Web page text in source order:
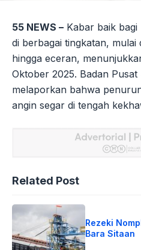
55 NEWS – Kabar baik
di berbagai tingkatan, mulai
hingga eceran,
Oktober 2025. Badan Pusat
melaporkan bahwa
angin segar di tengah
Related Post
Rezeki
Bara Sitaan